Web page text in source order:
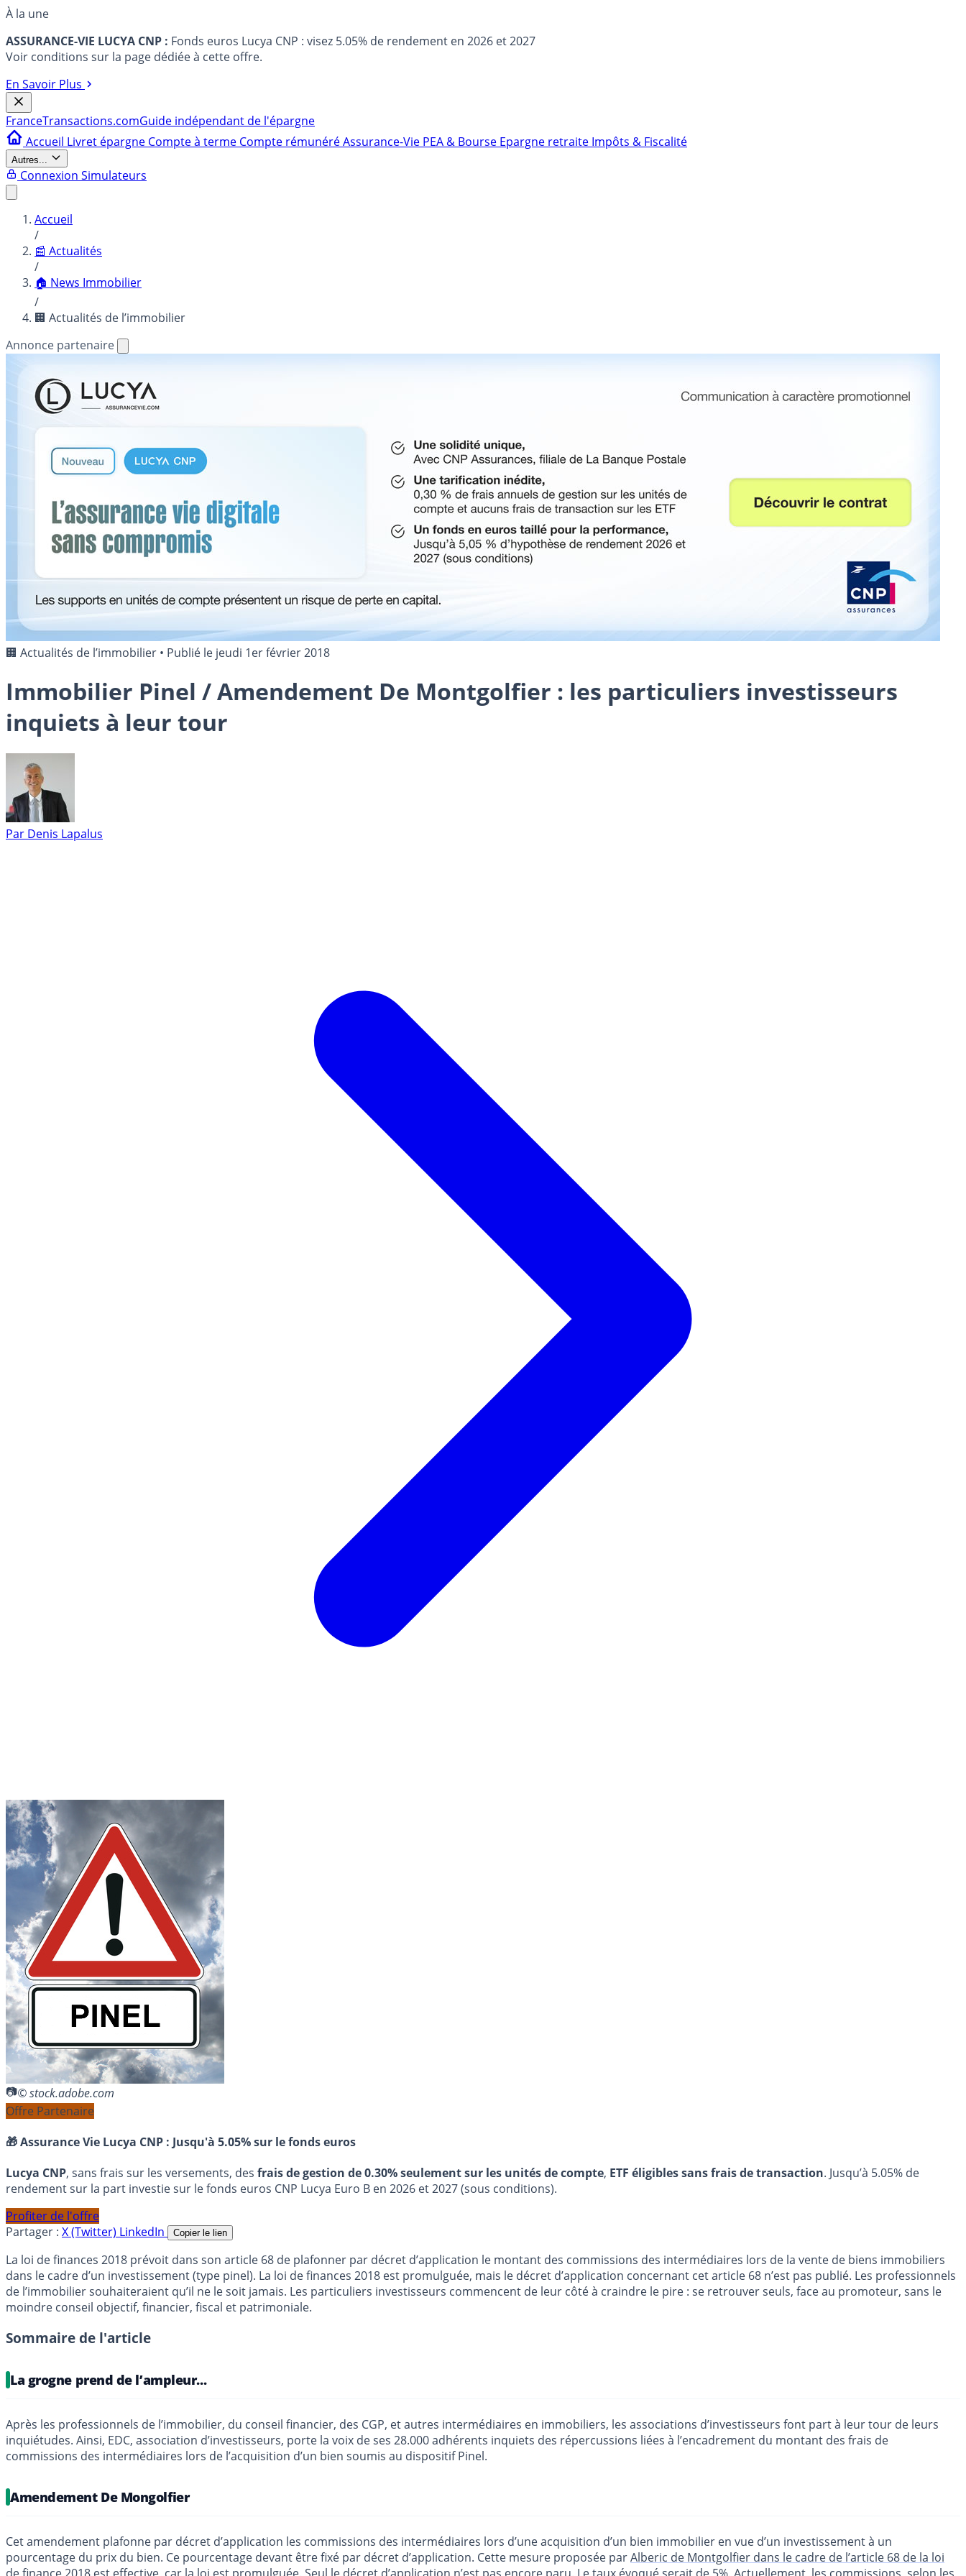
À la une
ASSURANCE-VIE LUCYA CNP : Fonds euros Lucya CNP : visez 5.05% de rendement en 2026 et 2027
Voir conditions sur la page dédiée à cette offre.
En Savoir Plus
FranceTransactions.comGuide indépendant de l'épargne
Accueil Livret épargne Compte à terme Compte rémunéréAssurance-Vie PEA & Bourse Epargne retraite Impôts & Fiscalité
Autres...
Connexion Simulateurs
Accueil
/
📰 Actualités
/
🏠 News Immobilier
/
🏢 Actualités de l’immobilier
Annonce partenaire
🏢 Actualités de l’immobilier • Publié le jeudi 1er février 2018
Immobilier Pinel / Amendement De Montgolfier : les particuliers investisseurs
inquiets à leur tour
Par Denis Lapalus
© stock.adobe.com
Offre Partenaire
🎁 Assurance Vie Lucya CNP : Jusqu'à 5.05% sur le fonds euros
Lucya CNP, sans frais sur les versements, des frais de gestion de 0.30% seulement sur les unités de compte, ETF éligibles sans frais de transaction. Jusqu’à 5.05% de
rendement sur la part investie sur le fonds euros CNP Lucya Euro B en 2026 et 2027 (sous conditions).
Profiter de l'offre
Partager : X (Twitter) LinkedIn Copier le lien
La loi de finances 2018 prévoit dans son article 68 de plafonner par décret d’application le montant des commissions des intermédiaires lors de la vente de biens immobiliers
dans le cadre d’un investissement (type pinel). La loi de finances 2018 est promulguée, mais le décret d’application concernant cet article 68 n’est pas publié. Les professionnels
de l’immobilier souhaiteraient qu’il ne le soit jamais. Les particuliers investisseurs commencent de leur côté à craindre le pire : se retrouver seuls, face au promoteur, sans le
moindre conseil objectif, financier, fiscal et patrimoniale.
Sommaire de l'article
La grogne prend de l’ampleur...
Après les professionnels de l’immobilier, du conseil financier, des CGP, et autres intermédiaires en immobiliers, les associations d’investisseurs font part à leur tour de leurs
inquiétudes. Ainsi, EDC, association d’investisseurs, porte la voix de ses 28.000 adhérents inquiets des répercussions liées à l’encadrement du montant des frais de
commissions des intermédiaires lors de l’acquisition d’un bien soumis au dispositif Pinel.
Amendement De Mongolfier
Cet amendement plafonne par décret d’application les commissions des intermédiaires lors d’une acquisition d’un bien immobilier en vue d’un investissement à un
pourcentage du prix du bien. Ce pourcentage devant être fixé par décret d’application. Cette mesure proposée parAlberic de Montgolfier dans le cadre de l’article 68 de la loi